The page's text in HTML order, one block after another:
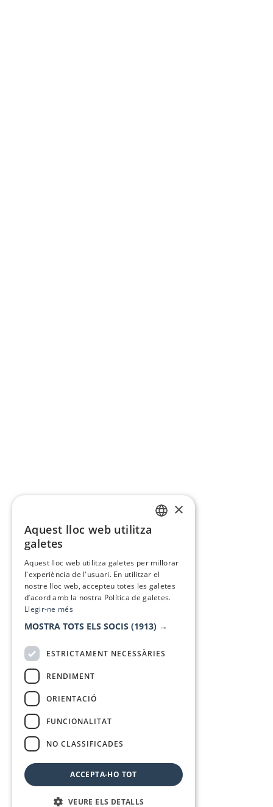
×
Aquest lloc web utilitza
galetes
Aquest lloc web utilitza galetes per millorar
l'experiència de l'usuari. En utilitzar el
nostre lloc web, accepteu totes les galetes
d’acord amb la nostra Política de galetes.
Llegir-ne més
MOSTRA TOTS ELS SOCIS (1913) →
ESTRICTAMENT NECESSÀRIES
RENDIMENT
ORIENTACIÓ
FUNCIONALITAT
NO CLASSIFICADES
ACCEPTA-HO TOT
VEURE ELS DETALLS